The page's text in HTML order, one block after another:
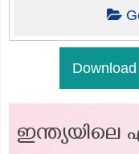
ഇന്ത്യയിലെ